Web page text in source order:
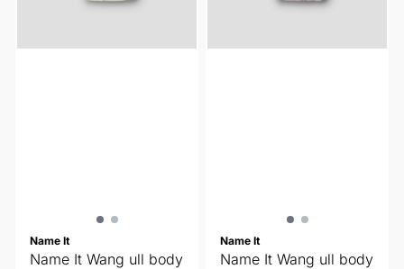
Name It
Name It Wang ull body
Name It
Name It Wang ull body